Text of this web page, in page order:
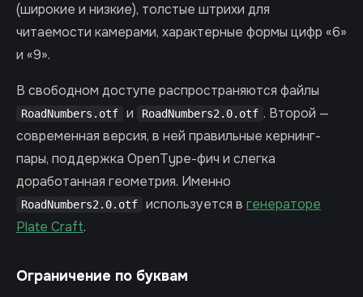
(широкие и низкие), толстые штрихи для
читаемости камерами, характерные формы цифр «6»
и «9».
В свободном доступе распространяются файлы
RoadNumbers.otf и RoadNumbers2.0.otf . Второй —
современная версия, в ней правильные кернинг-
пары, поддержка OpenType-фич и слегка
доработанная геометрия. Именно
RoadNumbers2.0.otf используется в генераторе
Plate Craft.
Ограничение по буквам